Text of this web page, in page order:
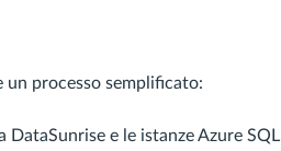
un processo semplificato:
e le istanze Azure